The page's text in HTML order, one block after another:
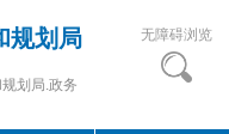
规划局
划局.政务
无障碍浏览